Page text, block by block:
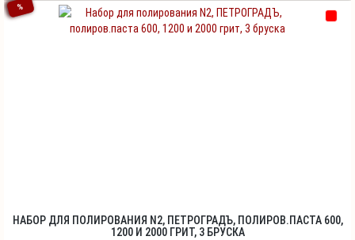
%
НАБОР ДЛЯ ПОЛИРОВАНИЯ N2, ПЕТРОГРАДЪ, ПОЛИРОВ.ПАСТА 600,
1200 И 2000 ГРИТ, 3 БРУСКА